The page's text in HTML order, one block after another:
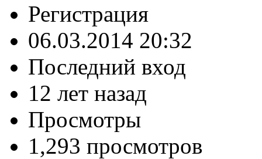
Регистрация
06.03.2014 20:32
Последний вход
12 лет назад
Просмотры
1,293 просмотров